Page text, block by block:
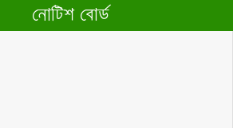
নোটিশ বোর্ড